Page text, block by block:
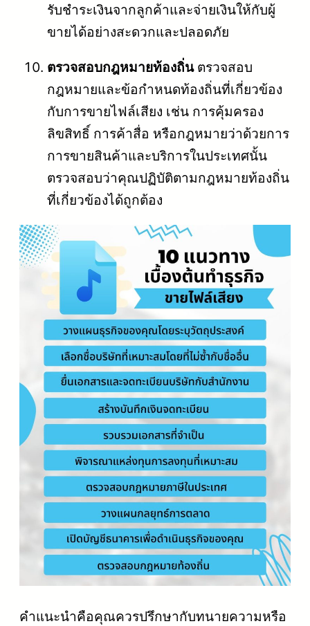
รับชำระเงินจากลูกค้าและจ่ายเงินให้กับผู้
ขายได้อย่างสะดวกและปลอดภัย
ตรวจสอบกฎหมายท้องถิ่นตรวจสอบ
กฎหมายและข้อกำหนดท้องถิ่นที่เกี่ยวข้อง
กับการขายไฟล์เสียง เช่น การคุ้มครอง
ลิขสิทธิ์ การค้าสื่อ หรือกฎหมายว่าด้วยการ
การขายสินค้าและบริการในประเทศนั้น
ตรวจสอบว่าคุณปฏิบัติตามกฎหมายท้องถิ่น
ที่เกี่ยวข้องได้ถูกต้อง
คำแนะนำคือคุณควรปรึกษากับทนายความหรือ